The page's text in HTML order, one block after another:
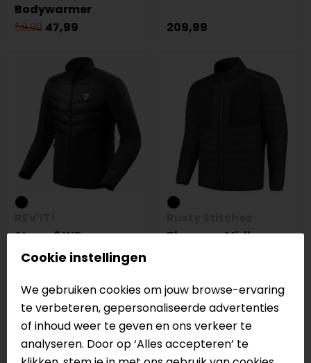
Bodywarmer
59,99 47,99 209,99
Storm 2 WB
Thermojas
Thomson Midlayer
op=op
Cookie instellingen
We gebruiken cookies om jouw browse-ervaring
te verbeteren, gepersonaliseerde advertenties
of inhoud weer te geven en ons verkeer te
analyseren. Door op ‘Alles accepteren’ te